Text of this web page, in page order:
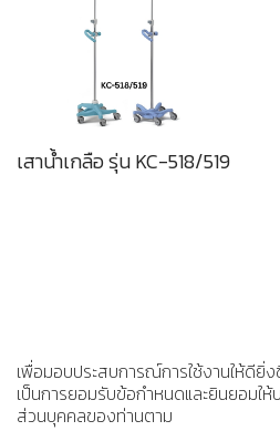
เสาน้ำเกลือ รุ่น KC-518/519
เพื่อมอบประสบการณ์การใช้งานให้ดียิ่ง
เป็นการยอมรับข้อกำหนดและยินยอมใ
ส่วนบุคคลของท่านตาม